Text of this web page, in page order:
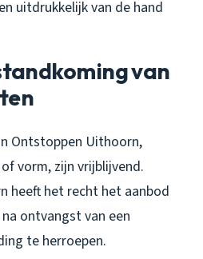
uitdrukkelijk van de hand
van
Ontstoppen Uithoorn,
vorm, zijn vrijblijvend.
heeft het recht het aanbod
ontvangst van een
te herroepen.